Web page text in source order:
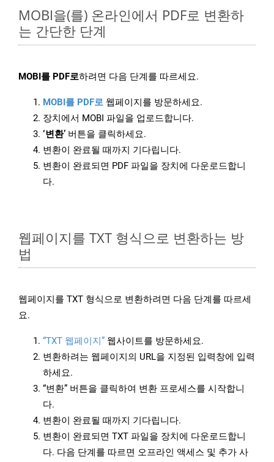
MOBI을(를) 온라인에서 PDF로 변환하
는 간단한 단계
MOBI를 PDF로하려면 다음 단계를 따르세요.
MOBI를 PDF로 웹페이지를 방문하세요.
장치에서 MOBI 파일을 업로드합니다.
‘변환’ 버튼을 클릭하세요.
변환이 완료될 때까지 기다립니다.
변환이 완료되면 PDF 파일을 장치에 다운로드합니
다.
웹페이지를 TXT 형식으로 변환하는 방
법
웹페이지를 TXT 형식으로 변환하려면 다음 단계를 따르세
요.
“TXT 웹페이지” 웹사이트를 방문하세요.
변환하려는 웹페이지의 URL을 지정된 입력창에 입력
하세요.
“변환” 버튼을 클릭하여 변환 프로세스를 시작합니
다.
변환이 완료될 때까지 기다립니다.
변환이 완료되면 TXT 파일을 장치에 다운로드합니
다. 다음 단계를 따르면 오프라인 액세스 및 추가 사